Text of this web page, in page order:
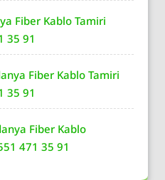
Fiber Kablo Tamiri
35 91
Fiber Kablo Tamiri
35 91
Fiber Kablo
471 35 91